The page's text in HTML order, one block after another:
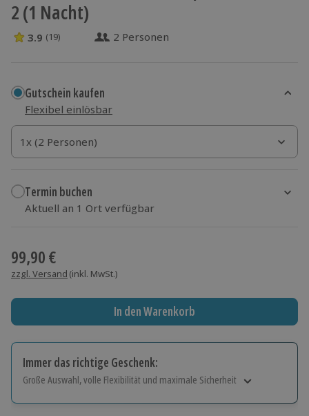
2 (1 Nacht)
3.9 Sterne von 5 aus 19 Bewertungen
3.9 (19) 2 Personen
Gutschein kaufen
Flexibel einlösbar
1x (2 Personen)
1x (2 Personen)
1x (2 Personen)
Termin buchen
Aktuell an 1 Ort verfügbar
99,90 €
zzgl. Versand (inkl. MwSt.)
In den Warenkorb
Immer das richtige Geschenk:
Große Auswahl, volle Flexibilität und maximale Sicherheit